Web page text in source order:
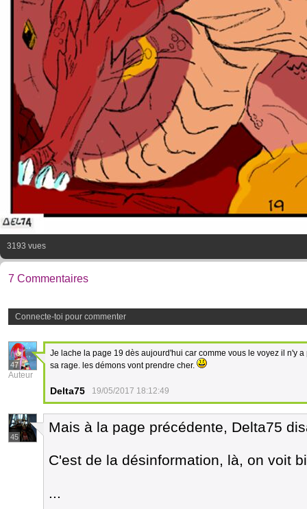
3193 vues
7 Commentaires
Connecte-toi pour commenter
47
Auteur
Je lache la page 19 dès aujourd'hui car comme vous le voyez il n'y
sa rage. les démons vont prendre cher.
Delta75 19/05/2017 18:12:49
45
Mais à la page précédente, Delta75
C'est de la désinformation, là, on voit
...